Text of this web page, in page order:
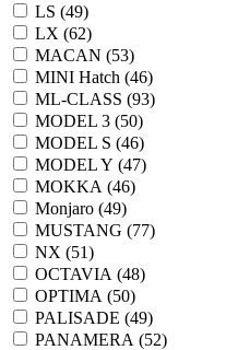
LS (49)
LX (62)
MACAN (53)
MINI Hatch (46)
ML-CLASS (93)
MODEL 3 (50)
MODEL S (46)
MODEL Y (47)
MOKKA (46)
Monjaro (49)
MUSTANG (77)
NX (51)
OCTAVIA (48)
OPTIMA (50)
PALISADE (49)
PANAMERA (52)